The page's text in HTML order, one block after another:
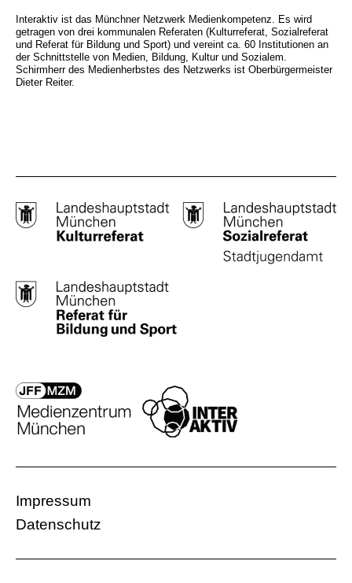
Interaktiv ist das Münchner Netzwerk Medienkompetenz. Es wird
getragen von drei kommunalen Referaten (Kulturreferat, Sozialreferat
und Referat für Bildung und Sport) und vereint ca. 60 Institutionen an
der Schnittstelle von Medien, Bildung, Kultur und Sozialem.
Schirmherr des Medienherbstes des Netzwerks ist Oberbürgermeister
Dieter Reiter.
Impressum
Datenschutz